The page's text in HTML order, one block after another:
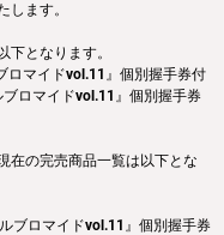
します。
下となります。
ロマイドvol.11』個別握手券付
ブロマイドvol.11』個別握手券
在の完売商品一覧は以下とな
ルブロマイドvol.11』個別握手券